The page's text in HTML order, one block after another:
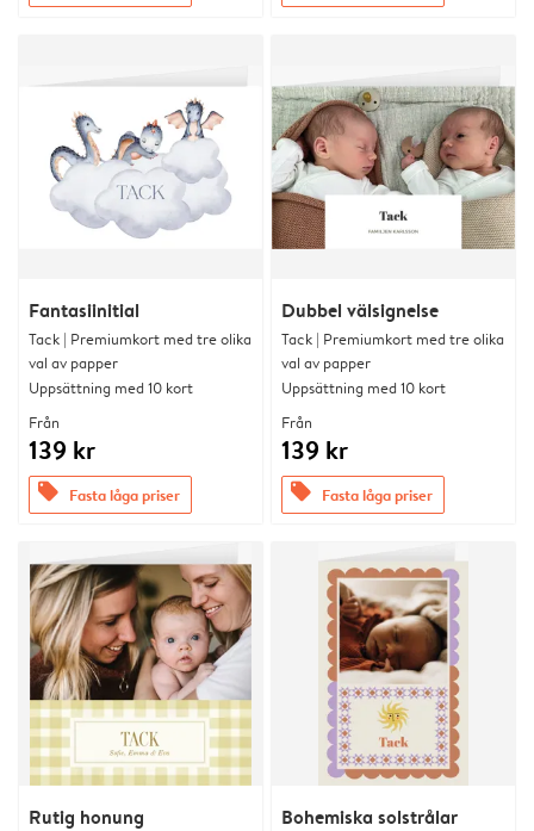
Fantasiinitial
Tack | Premiumkort med tre olika
val av papper
Uppsättning med 10 kort
Från
139 kr
offers Fasta låga priser
Dubbel välsignelse
Tack | Premiumkort med tre olika
val av papper
Uppsättning med 10 kort
Från
139 kr
offers Fasta låga priser
Rutig honung Bohemiska solstrålar